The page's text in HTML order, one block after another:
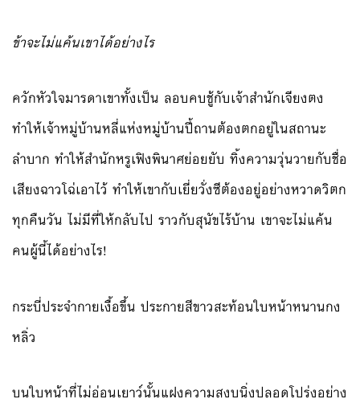
ข้าจะไม่แค้นเขาได้อย่างไร
ควักหัวใจมารดาเขาทั้งเป็น ลอบคบชู้กับเจ้าสำนักเจียงตง
ทำให้เจ้าหมู่บ้านหลี่แห่งหมู่บ้านปี้ถานต้องตกอยู่ในสถานะ
ลำบาก ทำให้สำนักหรูเฟิงพินาศย่อยยับ ทิ้งความวุ่นวายกับชื่อ
เสียงฉาวโฉ่เอาไว้ ทำให้เขากับเยี่ยวั่งซีต้องอยู่อย่างหวาดวิตก
ทุกคืนวัน ไม่มีที่ให้กลับไป ราวกับสุนัขไร้บ้าน เขาจะไม่แค้น
คนผู้นี้ได้อย่างไร!
กระบี่ประจำกายเงื้อขึ้น ประกายสีขาวสะท้อนใบหน้าหนานกง
หลิ่ว
บนใบหน้าที่ไม่อ่อนเยาว์นั้นแฝงความสงบนิ่งปลอดโปร่งอย่าง